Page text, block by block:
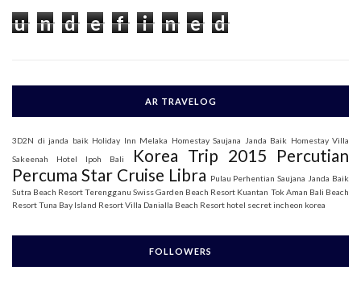
r
:u n d e f i n e d
AR TRAVELOG
3D2N di janda baik Holiday Inn Melaka Homestay Saujana Janda Baik Homestay Villa
Sakeenah
Hotel Ipoh Bali Korea Trip 2015 Percutian
Percuma Star Cruise Libra Pulau Perhentian Saujana Janda Baik
Sutra Beach Resort Terengganu Swiss Garden Beach Resort Kuantan Tok Aman Bali Beach
ResortTuna Bay Island ResortVilla Danialla Beach Resort hotel secret incheon korea
FOLLOWERS